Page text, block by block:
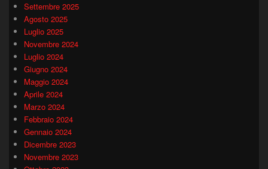
Settembre 2025
Agosto 2025
Luglio 2025
Novembre 2024
Luglio 2024
Giugno 2024
Maggio 2024
Aprile 2024
Marzo 2024
Febbraio 2024
Gennaio 2024
Dicembre 2023
Novembre 2023